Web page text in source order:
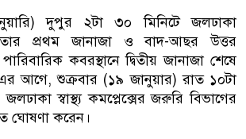
দুপুর ২টা ৩০ মিনিটে জলঢাকা
তার প্রথম জানাজা ও বাদ-আছর উত্তর
কবরস্থানে দ্বিতীয় জানাজা শেষে
আগে, শুক্রবার (১৯ জানুয়ার) রাত ১০টা
স্বাস্থ্য কমপ্লেক্সের জরুরি বিভাগের
ঘোষণা করেন।